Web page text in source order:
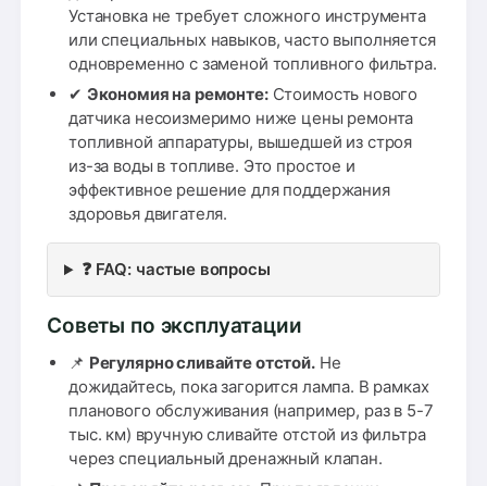
Установка не требует сложного инструмента
или специальных навыков, часто выполняется
одновременно с заменой топливного фильтра.
✔ Экономия на ремонте:Стоимость нового
датчика несоизмеримо ниже цены ремонта
топливной аппаратуры, вышедшей из строя
из-за воды в топливе. Это простое и
эффективное решение для поддержания
здоровья двигателя.
❓ FAQ: частые вопросы
Советы по эксплуатации
📌 Регулярно сливайте отстой.Не
дожидайтесь, пока загорится лампа. В рамках
планового обслуживания (например, раз в 5-7
тыс. км) вручную сливайте отстой из фильтра
через специальный дренажный клапан.